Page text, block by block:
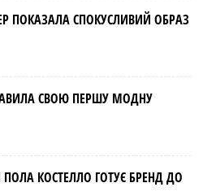
ПОКАЗАЛА СПОКУСЛИВИЙ ОБРАЗ
СВОЮ ПЕРШУ МОДНУ
КОСТЕЛЛО ГОТУЄ БРЕНД ДО